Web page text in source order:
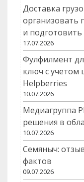
Доставка
организовать
и
17.07.2026
Фулфилмент
ключ с учетом
Helpberries
10.07.2026
Медиагруппа
решения в
10.07.2026
Семяныч:
фактов
09.07.2026